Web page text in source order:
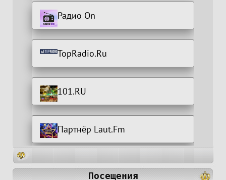
Радио On
TopRadio.Ru
101.RU
Партнёр Laut.Fm
Посещения